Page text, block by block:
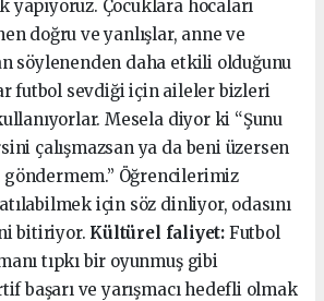
yapıyoruz. Çocuklara hocaları
doğru ve yanlışlar, anne ve
söylenenden daha etkili olduğunu
futbol sevdiği için aileler bizleri
Mesela diyor ki “Şunu
çalışmazsan ya da beni üzersen
Öğrencilerimiz
için söz dinliyor, odasını
bitiriyor. Kültürel faliyet: Futbol
tıpkı bir oyunmuş gibi
başarı ve yarışmacı hedefli olmak